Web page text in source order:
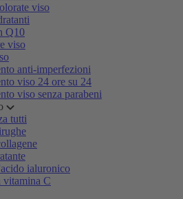
viso
Q10
viso
anti-imperfezioni
viso 24 ore su 24
viso senza parabeni
tutti
ialuronico
vitamina C